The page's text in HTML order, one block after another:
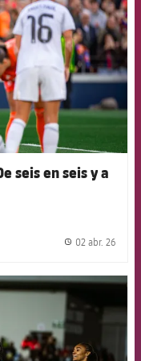
seis en seis y a
02 abr. 26
badge